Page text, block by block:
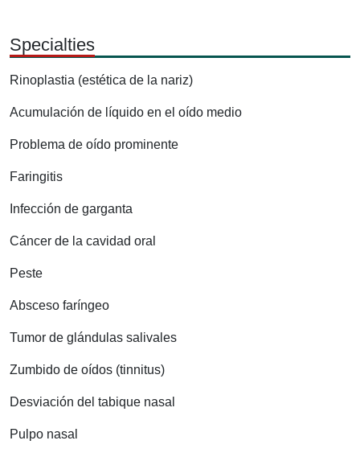
Specialties
Rinoplastia (estética de la nariz)
Acumulación de líquido en el oído medio
Problema de oído prominente
Faringitis
Infección de garganta
Cáncer de la cavidad oral
Peste
Absceso faríngeo
Tumor de glándulas salivales
Zumbido de oídos (tinnitus)
Desviación del tabique nasal
Pulpo nasal